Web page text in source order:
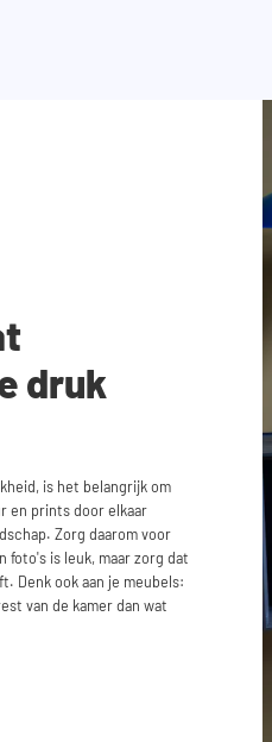
druk
is het belangrijk om
en prints door elkaar
Zorg daarom voor
foto's is leuk, maar zorg dat
Denk ook aan je meubels:
van de kamer dan wat